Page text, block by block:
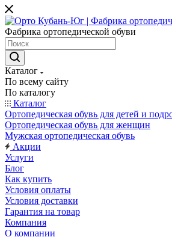
Фабрика ортопедической обуви
Каталог
По всему сайту
По каталогу
Каталог
Ортопедическая обувь для детей и
Ортопедическая обувь для женщин
Мужская ортопедическая обувь
Акции
Услуги
Блог
Как купить
Условия оплаты
Условия доставки
Гарантия на товар
Компания
О компании